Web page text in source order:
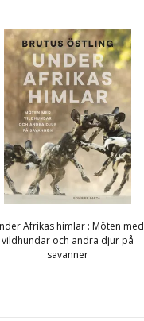
Afrikas himlar : Möten med
vildhundar och andra djur på
savanner